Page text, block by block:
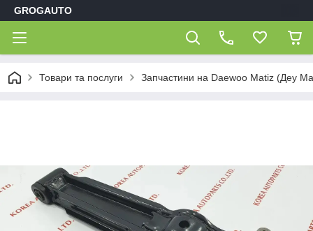
GROGAUTO
Товари та послуги Запчастини на Daewoo Matiz (Деу